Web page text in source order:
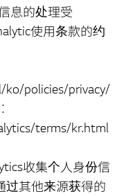
息的处理受
使用条款的约
policies/privacy/
terms/kr.html
收集个人身份信
过其他来源获得的